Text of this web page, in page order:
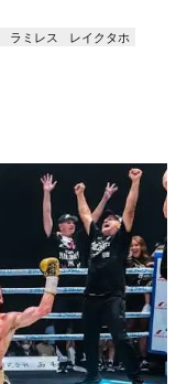
ラミレス
レイクタホ